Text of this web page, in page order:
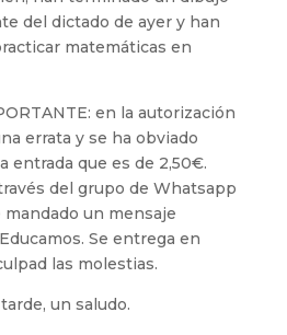
del dictado de ayer y han
matemáticas en
en la autorización
errata y se ha obviado
entrada que es de 2,50€.
del grupo de Whatsapp
un mensaje
Se entrega en
las molestias.
un saludo.